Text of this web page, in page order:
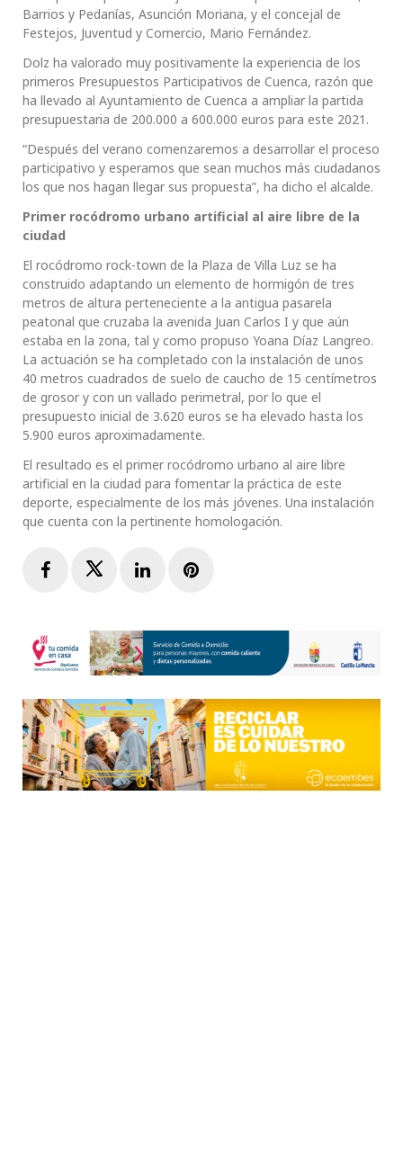
Barrios y Pedanías, Asunción Moriana, y el concejal de
Festejos, Juventud y Comercio, Mario Fernández.
Dolz ha valorado muy positivamente la experiencia de los
primeros Presupuestos Participativos de Cuenca, razón que
ha llevado al Ayuntamiento de Cuenca a ampliar la partida
presupuestaria de 200.000 a 600.000 euros para este 2021.
“Después del verano comenzaremos a desarrollar el proceso
participativo y esperamos que sean muchos más ciudadanos
los que nos hagan llegar sus propuesta”, ha dicho el alcalde.
Primer rocódromo urbano artificial al aire libre de la
ciudad
El rocódromo rock-town de la Plaza de Villa Luz se ha
construido adaptando un elemento de hormigón de tres
metros de altura perteneciente a la antigua pasarela
peatonal que cruzaba la avenida Juan Carlos I y que aún
estaba en la zona, tal y como propuso Yoana Díaz Langreo.
La actuación se ha completado con la instalación de unos
40 metros cuadrados de suelo de caucho de 15 centímetros
de grosor y con un vallado perimetral, por lo que el
presupuesto inicial de 3.620 euros se ha elevado hasta los
5.900 euros aproximadamente.
El resultado es el primer rocódromo urbano al aire libre
artificial en la ciudad para fomentar la práctica de este
deporte, especialmente de los más jóvenes. Una instalación
que cuenta con la pertinente homologación.
FacebookTwitterLinkedInPinterest